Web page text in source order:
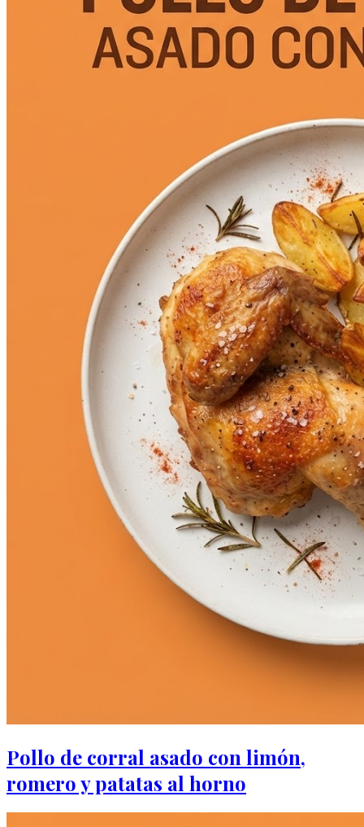
Pollo de corral asado con limón,
romero y patatas al horno